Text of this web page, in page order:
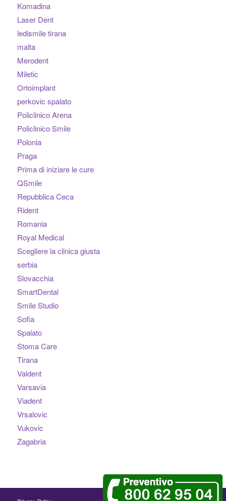
Komadina
Laser Dent
ledismile tirana
malta
Merodent
Miletic
Ortoimplant
perkovic spalato
Policlinico Arena
Policlinico Smile
Polonia
Praga
Prima di iniziare le cure
QSmile
Repubblica Ceca
Rident
Romania
Royal Medical
Scegliere la clinica giusta
serbia
Slovacchia
SmartDental
Smile Studio
Sofia
Spalato
Stoma Care
Tirana
Valdent
Varsavia
Viadent
Vrsalovic
Vukovic
Zagabria